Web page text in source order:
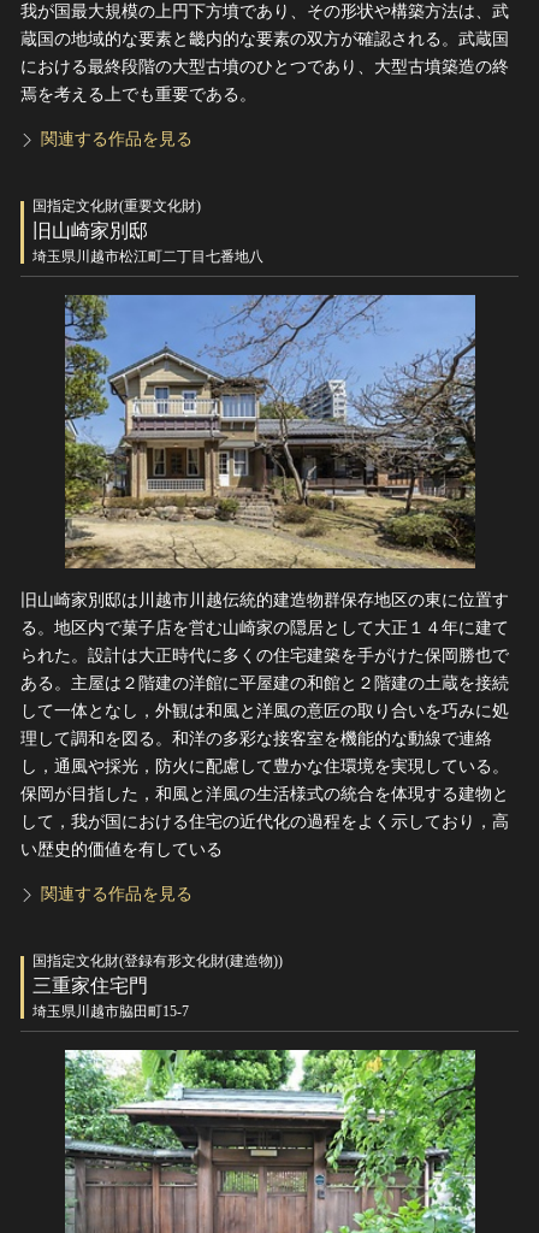
我が国最大規模の上円下方墳であり、その形状や構築方法は、武
蔵国の地域的な要素と畿内的な要素の双方が確認される。武蔵国
における最終段階の大型古墳のひとつであり、大型古墳築造の終
焉を考える上でも重要である。
関連する作品を見る
国指定文化財(重要文化財)
旧山崎家別邸
埼玉県川越市松江町二丁目七番地八
旧山崎家別邸は川越市川越伝統的建造物群保存地区の東に位置す
る。地区内で菓子店を営む山崎家の隠居として大正１４年に建て
られた。設計は大正時代に多くの住宅建築を手がけた保岡勝也で
ある。主屋は２階建の洋館に平屋建の和館と２階建の土蔵を接続
して一体となし，外観は和風と洋風の意匠の取り合いを巧みに処
理して調和を図る。和洋の多彩な接客室を機能的な動線で連絡
し，通風や採光，防火に配慮して豊かな住環境を実現している。
保岡が目指した，和風と洋風の生活様式の統合を体現する建物と
して，我が国における住宅の近代化の過程をよく示しており，高
い歴史的価値を有している
関連する作品を見る
国指定文化財(登録有形文化財(建造物))
三重家住宅門
埼玉県川越市脇田町15-7